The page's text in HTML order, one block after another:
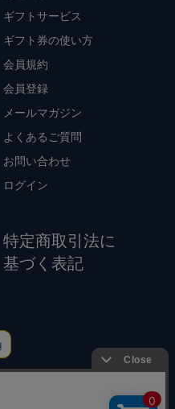
ギフトサービス
ギフト券の使い方
会員規約
会員登録
メールマガジン
よくあるご質問
お問い合わせ
ログイン
特定商取引法に
基づく表記